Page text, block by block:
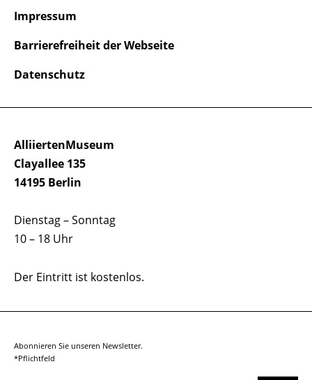
AlliiertenMuseum
Clayallee 135
14195 Berlin
Dienstag – Sonntag
10 – 18 Uhr
Der Eintritt ist kostenlos.
Impressum
Barrierefreiheit der Webseite
Datenschutz
Abonnieren Sie unseren Newsletter.
*Pflichtfeld